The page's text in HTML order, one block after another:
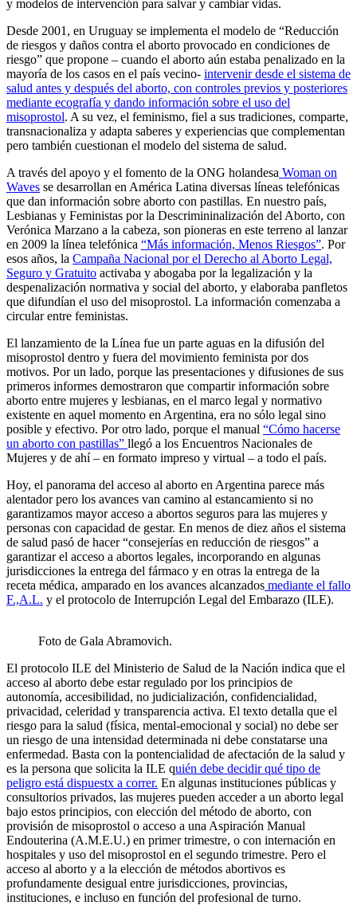
y modelos de intervención para salvar y cambiar vidas.
Desde 2001, en Uruguay se implementa el modelo de “Reducción
de riesgos y daños contra el aborto provocado en condiciones de
riesgo” que propone – cuando el aborto aún estaba penalizado en la
mayoría de los casos en el país vecino- intervenir desde el sistema de
salud antes y después del aborto, con controles previos y posteriores
mediante ecografía y dando información sobre el uso del
misoprostol. A su vez, el feminismo, fiel a sus tradiciones, comparte,
transnacionaliza y adapta saberes y experiencias que complementan
pero también cuestionan el modelo del sistema de salud.
A través del apoyo y el fomento de la ONG holandesa Woman on
Waves se desarrollan en América Latina diversas líneas telefónicas
que dan información sobre aborto con pastillas. En nuestro país,
Lesbianas y Feministas por la Descrimininalización del Aborto, con
Verónica Marzano a la cabeza, son pioneras en este terreno al lanzar
en 2009 la línea telefónica “Más información, Menos Riesgos”. Por
esos años, la Campaña Nacional por el Derecho al Aborto Legal,
Seguro y Gratuito activaba y abogaba por la legalización y la
despenalización normativa y social del aborto, y elaboraba panfletos
que difundían el uso del misoprostol. La información comenzaba a
circular entre feministas.
El lanzamiento de la Línea fue un parte aguas en la difusión del
misoprostol dentro y fuera del movimiento feminista por dos
motivos. Por un lado, porque las presentaciones y difusiones de sus
primeros informes demostraron que compartir información sobre
aborto entre mujeres y lesbianas, en el marco legal y normativo
existente en aquel momento en Argentina, era no sólo legal sino
posible y efectivo. Por otro lado, porque el manual “Cómo hacerse
un aborto con pastillas” llegó a los Encuentros Nacionales de
Mujeres y de ahí – en formato impreso y virtual – a todo el país.
Hoy, el panorama del acceso al aborto en Argentina parece más
alentador pero los avances van camino al estancamiento si no
garantizamos mayor acceso a abortos seguros para las mujeres y
personas con capacidad de gestar. En menos de diez años el sistema
de salud pasó de hacer “consejerías en reducción de riesgos” a
garantizar el acceso a abortos legales, incorporando en algunas
jurisdicciones la entrega del fármaco y en otras la entrega de la
receta médica, amparado en los avances alcanzados mediante el fallo
F.,A.L. y el protocolo de Interrupción Legal del Embarazo (ILE).
Foto de Gala Abramovich.
El protocolo ILE del Ministerio de Salud de la Nación indica que el
acceso al aborto debe estar regulado por los principios de
autonomía, accesibilidad, no judicialización, confidencialidad,
privacidad, celeridad y transparencia activa. El texto detalla que el
riesgo para la salud (física, mental-emocional y social) no debe ser
un riesgo de una intensidad determinada ni debe constatarse una
enfermedad. Basta con la pontencialidad de afectación de la salud y
es la persona que solicita la ILE quién debe decidir qué tipo de
peligro está dispuestx a correr. En algunas instituciones públicas y
consultorios privados, las mujeres pueden acceder a un aborto legal
bajo estos principios, con elección del método de aborto, con
provisión de misoprostol o acceso a una Aspiración Manual
Endouterina (A.M.E.U.) en primer trimestre, o con internación en
hospitales y uso del misoprostol en el segundo trimestre. Pero el
acceso al aborto y a la elección de métodos abortivos es
profundamente desigual entre jurisdicciones, provincias,
instituciones, e incluso en función del profesional de turno.